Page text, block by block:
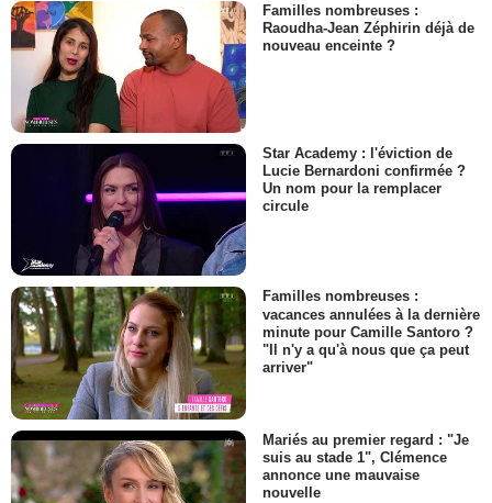
Familles nombreuses :
Raoudha-Jean Zéphirin déjà de
nouveau enceinte ?
Star Academy : l'éviction de
Lucie Bernardoni confirmée ?
Un nom pour la remplacer
circule
Familles nombreuses :
vacances annulées à la dernière
minute pour Camille Santoro ?
"Il n'y a qu'à nous que ça peut
arriver"
Mariés au premier regard : "Je
suis au stade 1", Clémence
annonce une mauvaise
nouvelle